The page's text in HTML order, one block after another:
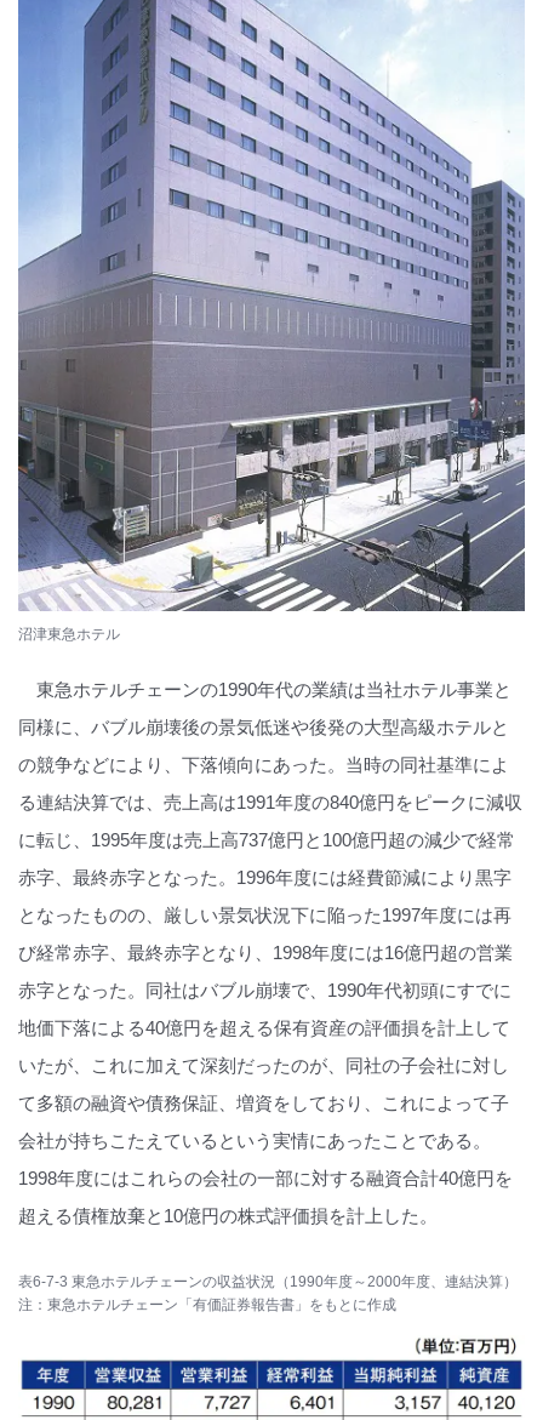
沼津東急ホテル
東急ホテルチェーンの1990年代の業績は当社ホテル事業と
同様に、バブル崩壊後の景気低迷や後発の大型高級ホテルと
の競争などにより、下落傾向にあった。当時の同社基準によ
る連結決算では、売上高は1991年度の840億円をピークに減収
に転じ、1995年度は売上高737億円と100億円超の減少で経常
赤字、最終赤字となった。1996年度には経費節減により黒字
となったものの、厳しい景気状況下に陥った1997年度には再
び経常赤字、最終赤字となり、1998年度には16億円超の営業
赤字となった。同社はバブル崩壊で、1990年代初頭にすでに
地価下落による40億円を超える保有資産の評価損を計上して
いたが、これに加えて深刻だったのが、同社の子会社に対し
て多額の融資や債務保証、増資をしており、これによって子
会社が持ちこたえているという実情にあったことである。
1998年度にはこれらの会社の一部に対する融資合計40億円を
超える債権放棄と10億円の株式評価損を計上した。
表6-7-3 東急ホテルチェーンの収益状況（1990年度～2000年度、連結決算）
注：東急ホテルチェーン「有価証券報告書」をもとに作成